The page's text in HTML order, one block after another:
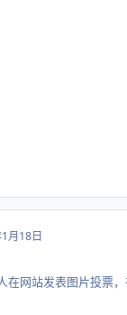
月18日
在网站发表图片投票